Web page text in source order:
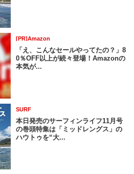
[PR]Amazon
「え、こんなセールやってたの？」8
0％OFF以上が続々登場！Amazonの
本気が...
SURF
本日発売のサーフィンライフ11月号
の巻頭特集は「ミッドレングス」の
ハウトゥを“大...